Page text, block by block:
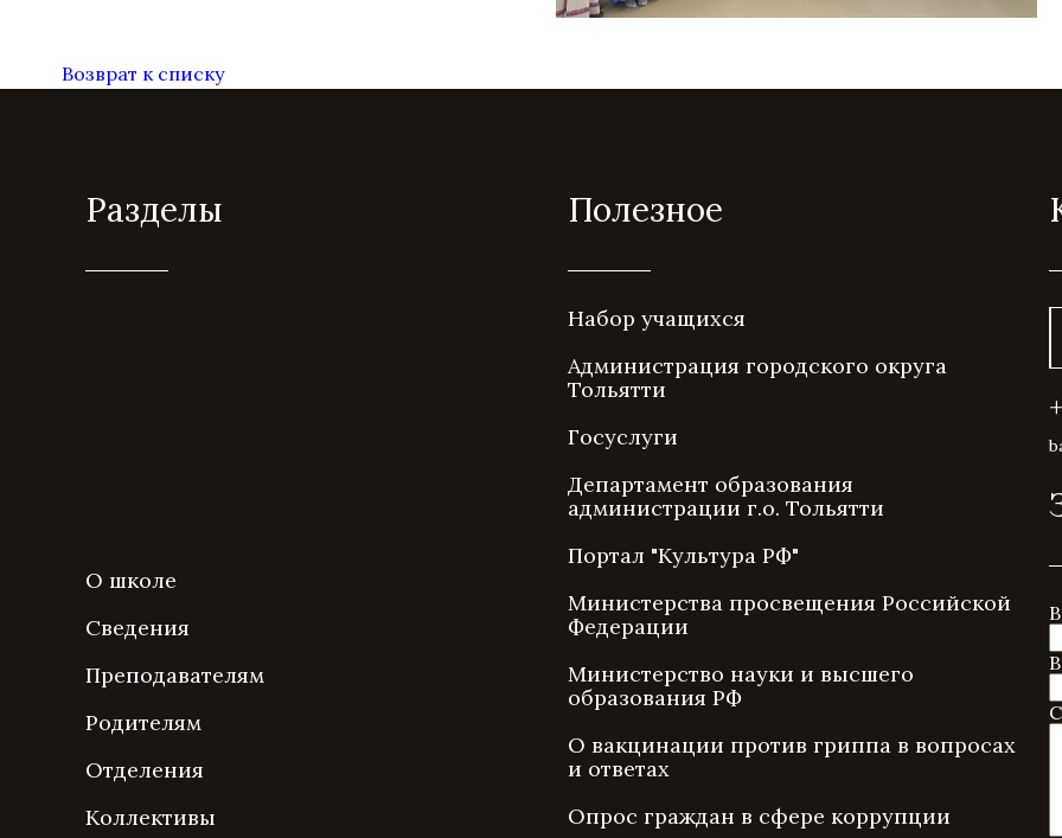
Возврат к списку
Разделы
О школе
Сведения
Преподавателям
Родителям
Отделения
Коллективы
Полезное
Набор учащихся
Администрация городского округа
Тольятти
Госуслуги
Департамент образования
администрации г.о. Тольятти
Портал "Культура РФ"
Министерства просвещения Российской
Федерации
Министерство науки и высшего
образования РФ
О вакцинации против гриппа в вопросах
и ответах
Опрос граждан в сфере коррупции